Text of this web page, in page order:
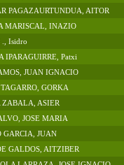
PAGAZAURTUNDUA, AITOR
MARISCAL, INAZIO
., Isidro
IPARAGUIRRE, Patxi
JUAN IGNACIO
GORKA
ZABALA, ASIER
JOSE MARIA
GARCIA, JUAN
GALDOS, AITZIBER